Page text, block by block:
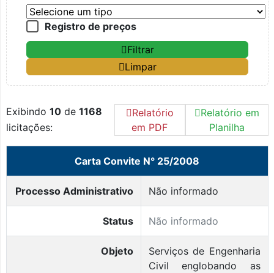
Registro de preços
Filtrar
Limpar
Exibindo 10de 1168
licitações:
Relatório
em PDF
Relatório em
Planilha
Carta Convite N° 25/2008
Processo Administrativo Não informado
Status Não informado
Objeto
Serviços de Engenharia
Civil englobando as